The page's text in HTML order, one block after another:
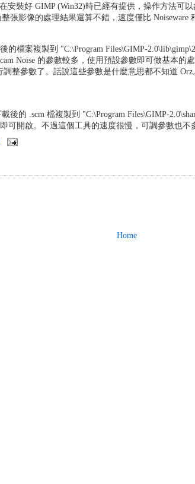
安裝好 GIMP (Win32)時已經有提供，操作方法可
張影像的處理結果還算不錯，速度僅比 Noiseware
的檔案複製到 "C:\Program Files\GIMP-
Noise 的參數較多，使用預設參數即可做基本的
整參數了。話說這些參數是什麼意思都不知道
載後的 .scm 檔複製到 "C:\Program Files\GIMP-
可開啟。不過這個工具的速度很慢，可調參數也不
Home